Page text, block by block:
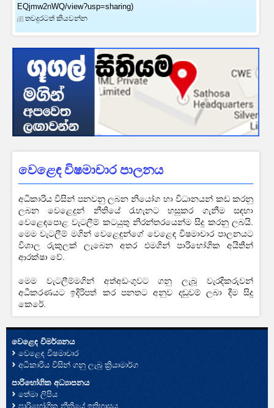
EQjmw2nWQ/view?usp=sharing)
තවදුරටත් කියවන්න
වෙළෙඳ විෂමාචාර පාලනය
අධිකාරිය විසින් පනවනු ලබන නියෝග හා විධානයන් කඩ කරනු
ලබන වෙළෙදුන් නීතියේ රැහැනට හසුකර ගැනීම සඳහා
වෙළෙඳපොළ වැටලීම් කටයුතු නිරන්තරයෙන්ම සිදු කරනු ලබයි.
මෙම වැටලීම් මගින් වෙළෙඳුන්ගේ වෙළෙඳ විෂමාචාර පාලනයට
විශාල රුකුලක් ලැබෙන අතර එමගින් පාරිභෝගික අයිතීන්
ආරක්ෂා වේ.
මෙම වැටලීම්මගින් අත්අඩංගුවට ගනු ලැබූ වැරදිකරුවන්
අධීකරණයට ඉදිරිපත් කර පනතට අනුව දඬුවම් ලබා දීම සිදු
කෙරේ.
වෙළෙඳ විමර්ශනය
වෙළෙඳ විෂමාචාර
අධිකාරිය විසින් ගනු ලැබූ ක්‍රියාමාර්ග
පාරිභෝගික අධ්‍යාපනය
තේමා ලිපිය
පාරිභෝගික නීතියේ ඉතිහාසය